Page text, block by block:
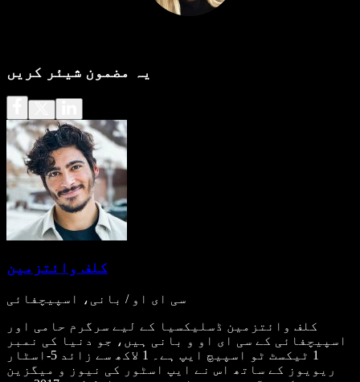
یہ مضمون شیئر کریں
کلف وائتزمین
سی ای او / بانی، اسپیچفائی
کلف وائتزمین ڈسلیکسیا کے لیے سرگرم حامی اور
اسپیچفائی کے سی ای او و بانی ہیں، جو دنیا کی نمبر
1 ٹیکسٹ ٹو اسپیچ ایپ ہے۔ 1 لاکھ سے زائد 5-اسٹار
ریویوز کے ساتھ اس نے ایپ اسٹور کی نیوز و میگزین